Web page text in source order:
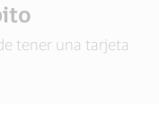
tener una tarjeta